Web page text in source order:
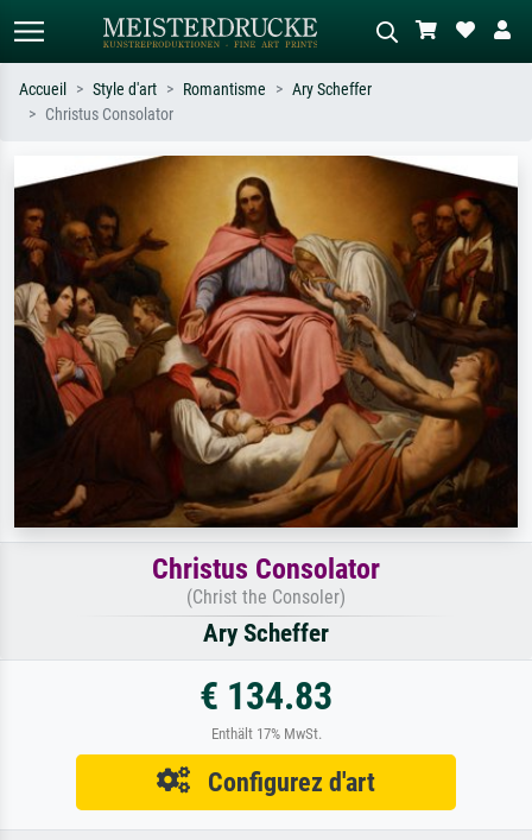
Recherchez par artiste, titre ou style –
impressionnisme, vague de Hokusai,
nu.
Décrivez la scène – ex. prairie verte,
abstrait avec beaucoup de rouge,
tableau sombre, nu debout près d'un
arbre.
Accueil Style d'art Romantisme
Ary Scheffer
Christus Consolator
Christus Consolator
(Christ the Consoler)
Ary Scheffer
€ 134.83
Enthält 17% MwSt.
Configurez d'art